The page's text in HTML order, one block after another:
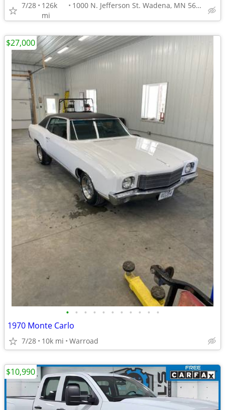
7/28
126k
mi
1000 N. Jefferson St. Wadena, MN 56482
• • • • • • • • • • •
1970 Monte Carlo
7/28 10k mi Warroad
$27,000
$10,990